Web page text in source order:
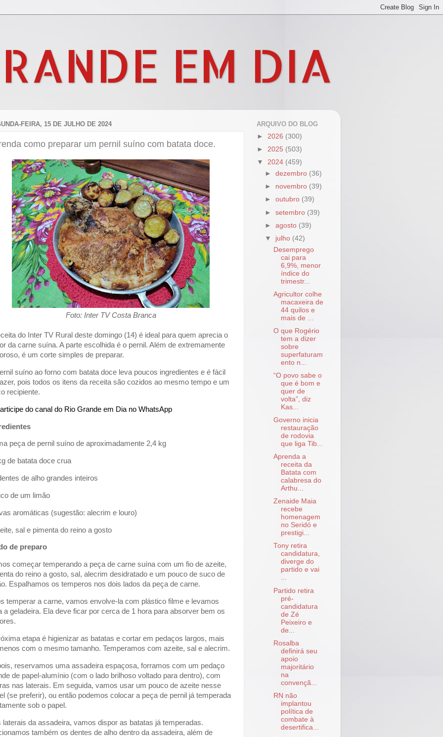
EM DIA
FEIRA, 15 DE JULHO DE 2024
como preparar um pernil suíno com batata doce.
Foto: Inter TV Costa Branca
do Inter TV Rural deste domingo (14) é ideal para quem aprecia o
da carne suína. A parte escolhida é o pernil. Além de extremamente
é um corte simples de preparar.
suíno ao forno com batata doce leva poucos ingredientes e é fácil
pois todos os itens da receita são cozidos ao mesmo tempo e um
recipiente.
do canal do Rio Grande em Dia no WhatsApp
peça de pernil suíno de aproximadamente 2,4 kg
de batata doce crua
de alho grandes inteiros
de um limão
aromáticas (sugestão: alecrim e louro)
sal e pimenta do reino a gosto
de preparo
começar temperando a peça de carne suína com um fio de azeite,
do reino a gosto, sal, alecrim desidratado e um pouco de suco de
Espalhamos os temperos nos dois lados da peça de carne.
temperar a carne, vamos envolve-la com plástico filme e levamos
a geladeira. Ela deve ficar por cerca de 1 hora para absorver bem os
etapa é higienizar as batatas e cortar em pedaços largos, mais
com o mesmo tamanho. Temperamos com azeite, sal e alecrim.
reservamos uma assadeira espaçosa, forramos com um pedaço
de papel-alumínio (com o lado brilhoso voltado para dentro), com
nas laterais. Em seguida, vamos usar um pouco de azeite nesse
(se preferir), ou então podemos colocar a peça de pernil já temperada
sob o papel.
laterais da assadeira, vamos dispor as batatas já temperadas.
também os dentes de alho dentro da assadeira, além de
ARQUIVO DO BLOG
► 2026 (300)
► 2025 (503)
▼ 2024 (459)
►dezembro (36)
► novembro (39)
►outubro (39)
►setembro (39)
►agosto (39)
▼ julho (42)
Desemprego
cai para
6,9%, menor
índice do
trimestr...
Agricultor colhe
macaxeira de
44 quilos e
mais de ...
O que Rogério
tem a dizer
sobre
superfaturam
ento n...
“O povo sabe o
que é bom e
quer de
volta”, diz
Kas...
Governo inicia
restauração
de rodovia
que liga Tib...
Aprenda a
receita da
Batata com
calabresa do
Arthu...
Zenaide Maia
recebe
homenagem
no Seridó e
prestigi...
Tony retira
candidatura,
diverge do
partido e vai
...
Partido retira
pré-
candidatura
de Zé
Peixeiro e
de...
Rosalba
definirá seu
apoio
majoritário
na
convençã...
RN não
implantou
política de
combate à
desertifica...